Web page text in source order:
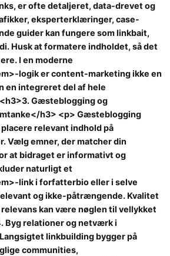
er ofte detaljeret, data-drevet og
eksperterklæringer, case-
guider kan fungere som linkbait,
Husk at formatere indholdet, så det
I en moderne
logik er content-marketing ikke en
en integreret del af hele
Gæsteblogging og
h3> <p> Gæsteblogging
relevant indhold på
Vælg emner, der matcher din
at bidraget er informativt og
naturligt et
link i forfatterbio eller i selve
og ikke-påtrængende. Kvalitet
kan være nøglen til vellykket
Byg relationer og netværk i
linkbuilding bygger på
communities,